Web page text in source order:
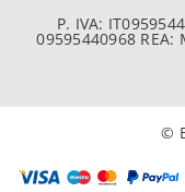
P. IVA:
09595440968 REA:
©